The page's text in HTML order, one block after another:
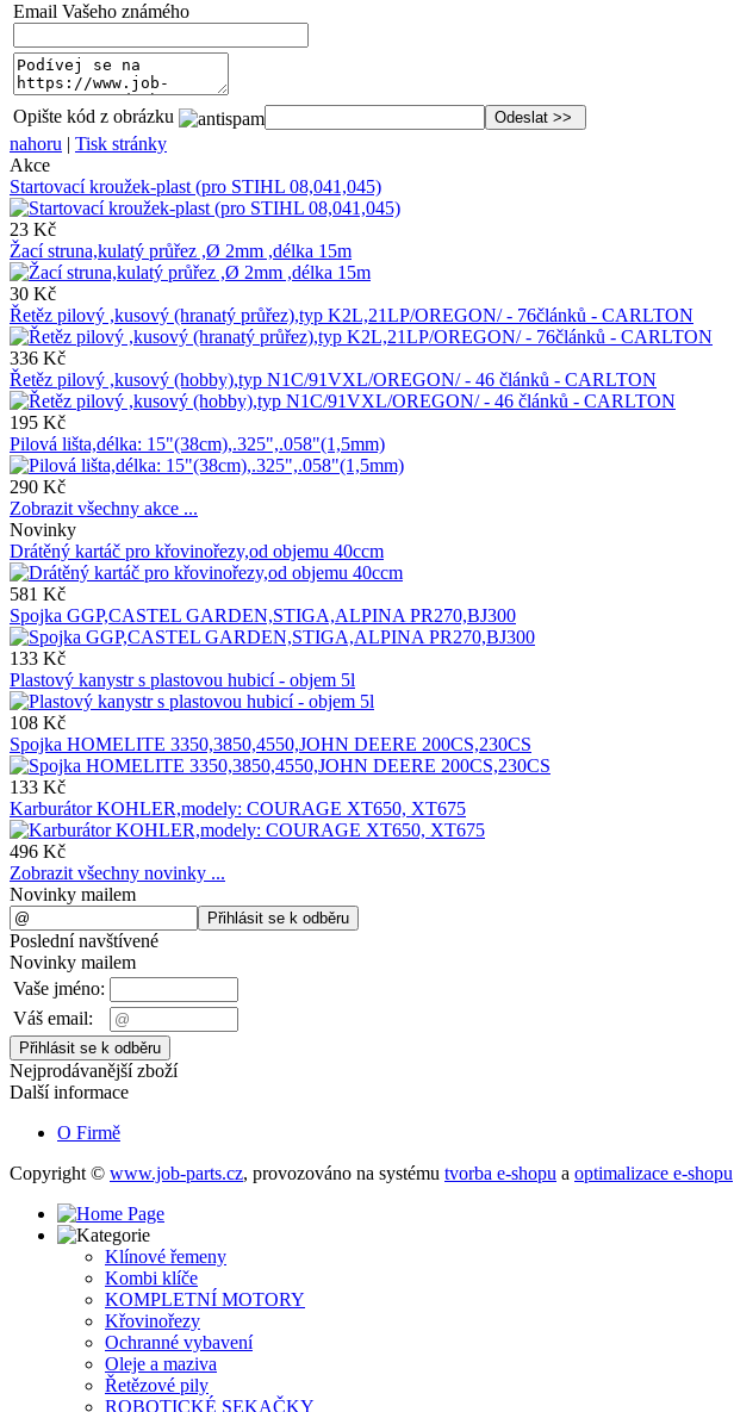
Email Vašeho známého
Opište kód z obrázku
nahoru | Tisk stránky
Akce
Startovací kroužek-plast (pro STIHL 08,041,045)
23 Kč
Žací struna,kulatý průřez ,Ø 2mm ,délka 15m
30 Kč
Řetěz pilový ,kusový (hranatý průřez),typ K2L,21LP/OREGON/ - 76článků - CARLTON
336 Kč
Řetěz pilový ,kusový (hobby),typ N1C/91VXL/OREGON/ - 46 článků - CARLTON
195 Kč
Pilová lišta,délka: 15"(38cm),.325",.058"(1,5mm)
290 Kč
Zobrazit všechny akce ...
Novinky
Drátěný kartáč pro křovinořezy,od objemu 40ccm
581 Kč
Spojka GGP,CASTEL GARDEN,STIGA,ALPINA PR270,BJ300
133 Kč
Plastový kanystr s plastovou hubicí - objem 5l
108 Kč
Spojka HOMELITE 3350,3850,4550,JOHN DEERE 200CS,230CS
133 Kč
Karburátor KOHLER,modely: COURAGE XT650, XT675
496 Kč
Zobrazit všechny novinky ...
Novinky mailem
Poslední navštívené
Novinky mailem
Vaše jméno:
Váš email:
Nejprodávanější zboží
Další informace
O Firmě
Copyright © www.job-parts.cz, provozováno na systému tvorba e-shopu a optimalizace e-shopu
Klínové řemeny
Kombi klíče
KOMPLETNÍ MOTORY
Křovinořezy
Ochranné vybavení
Oleje a maziva
Řetězové pily
ROBOTICKÉ SEKAČKY